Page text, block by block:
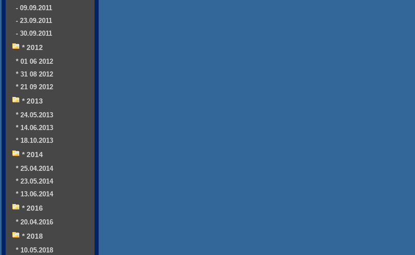
- 09.09.2011
- 23.09.2011
- 30.09.2011
* 2012
* 01 06 2012
* 31 08 2012
* 21 09 2012
* 2013
* 24.05.2013
* 14.06.2013
* 18.10.2013
* 2014
* 25.04.2014
* 23.05.2014
* 13.06.2014
* 2016
* 20.04.2016
* 2018
* 10.05.2018